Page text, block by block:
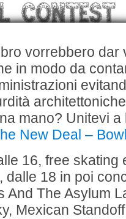
vorrebbero dar
in modo da
mano? Unitevi
New Deal –
16, free skating
dalle 18 in poi
And The Asylum
Mexican